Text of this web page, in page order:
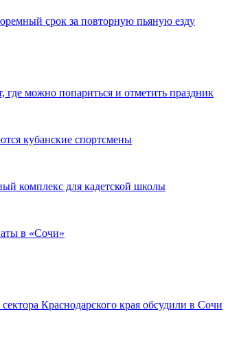
срок за повторную пьяную езду
можно попариться и отметить праздник
кубанские спортсмены
комплекс для кадетской школы
в «Сочи»
Краснодарского края обсудили в Сочи